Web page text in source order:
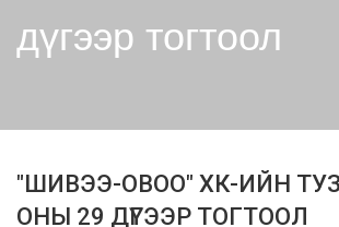
дүгээр тогтоол
"ШИВЭЭ-ОВОО" ХК-ИЙН
ОНЫ 29 ДҮГЭЭР ТОГТООЛ